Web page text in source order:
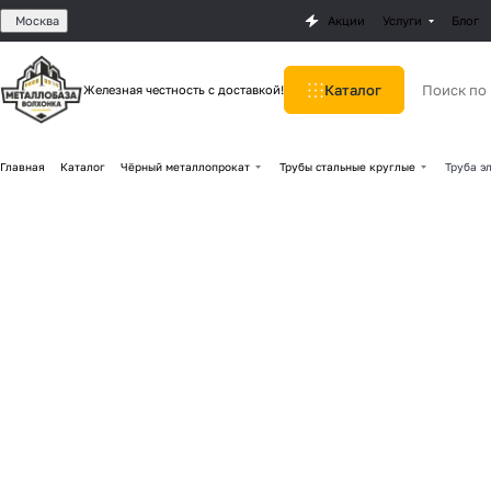
Москва Акции Услуги Блог
Железная честность с доставкой! Каталог
Главная Каталог Чёрный металлопрокат Трубы стальные круглые Труба